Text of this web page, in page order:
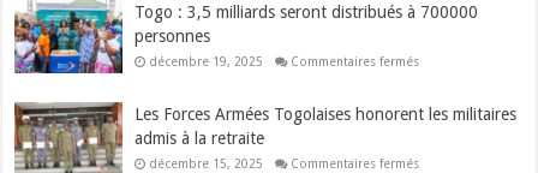
l’IA
de
des
Togo : 3,5 milliards seront distribués à 700000
personnes
décembre 19, 2025 Commentaires ferméssur
milliards
à
Les Forces Armées Togolaises honorent les militaires
admis à la retraite
décembre 15, 2025 Commentaires ferméssur